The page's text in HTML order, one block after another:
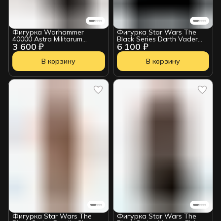
3 600 ₽
Фигурка Warhammer
40000 Astra Militarum
Commissar Wv10 18см
109016
В корзину
6 100 ₽
Фигурка Star Wars The
Black Series Darth Vader
G03645L0
В корзину
Фигурка Star Wars The Фигурка Star Wars The